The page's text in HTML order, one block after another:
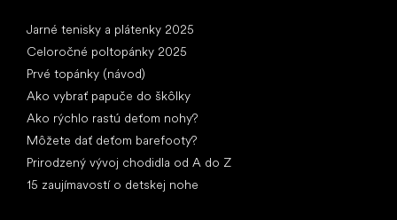
Jarné tenisky a plátenky 2025
Celoročné poltopánky 2025
Prvé topánky (návod)
Ako vybrať papuče do škôlky
Ako rýchlo rastú deťom nohy?
Môžete dať deťom barefooty?
Prirodzený vývoj chodidla od A do Z
15 zaujímavostí o detskej nohe